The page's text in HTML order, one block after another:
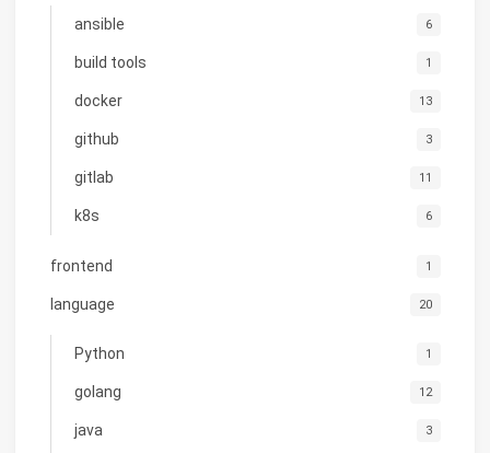
ansible 6
build tools 1
docker 13
github 3
gitlab 11
k8s 6
frontend 1
language 20
Python 1
golang 12
java 3